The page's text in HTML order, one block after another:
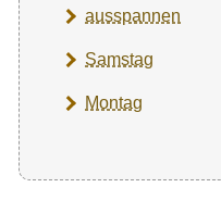
ausspannen
Samstag
Montag